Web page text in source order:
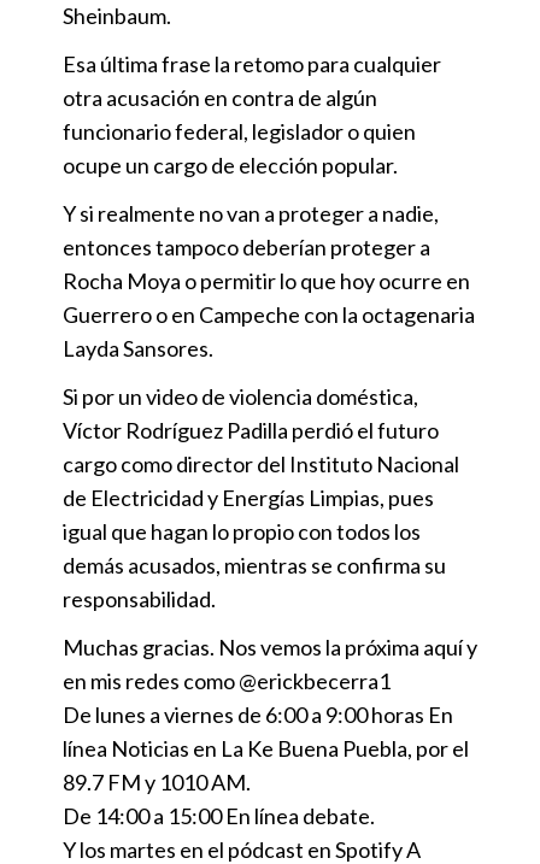
Sheinbaum.
Esa última frase la retomo para cualquier
otra acusación en contra de algún
funcionario federal, legislador o quien
ocupe un cargo de elección popular.
Y si realmente no van a proteger a nadie,
entonces tampoco deberían proteger a
Rocha Moya o permitir lo que hoy ocurre en
Guerrero o en Campeche con la octagenaria
Layda Sansores.
Si por un video de violencia doméstica,
Víctor Rodríguez Padilla perdió el futuro
cargo como director del Instituto Nacional
de Electricidad y Energías Limpias, pues
igual que hagan lo propio con todos los
demás acusados, mientras se confirma su
responsabilidad.
Muchas gracias. Nos vemos la próxima aquí y
en mis redes como @erickbecerra1
De lunes a viernes de 6:00 a 9:00 horas En
línea Noticias en La Ke Buena Puebla, por el
89.7 FM y 1010 AM.
De 14:00 a 15:00 En línea debate.
Y los martes en el pódcast en Spotify A